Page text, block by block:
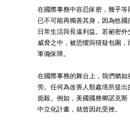
在國際事務中容忍保密，幾乎
已不可能再獨善其身，因為他
日常生活與長遠利益。若祕密
威脅之中，被恐懼與猜疑包圍
軍備保障。
在國際事務的舞台上，我們猶
旁。任何為改善人類處境所提
扼殺。例如，美國國務卿諾克斯
中立化計畫，就曾因此受挫。